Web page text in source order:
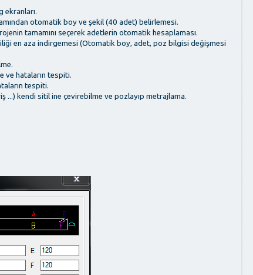
ekranları.
otomatik boy ve şekil (40 adet) belirlemesi.
tamamını seçerek adetlerin otomatik hesaplaması.
en aza indirgemesi (Otomatik boy, adet, poz bilgisi değişmesi
ve hataların tespiti.
tespiti.
...) kendi sitil ine çevirebilme ve pozlayıp metrajlama.